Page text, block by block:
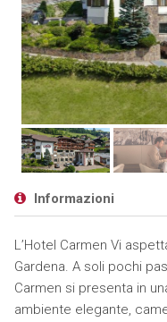
Informazioni
L’Hotel Carmen Vi
Gardena. A soli pochi
Carmen si presenta in
ambiente elegante,